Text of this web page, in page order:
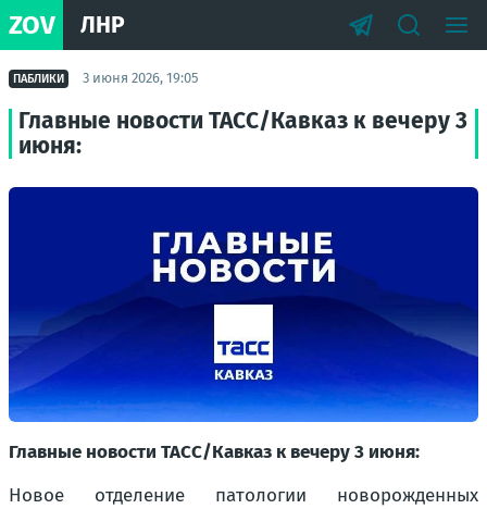
ZOV ЛНР
ПАБЛИКИ 3 июня 2026, 19:05
Главные новости ТАСС/Кавказ к вечеру 3
июня:
Главные новости ТАСС/Кавказ к вечеру 3 июня:
Новое отделение патологии новорожденных